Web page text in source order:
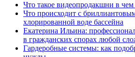
Что такое видеопродакшни в чем
Что происходит с
хлорированной воде бассейна
Екатерина Ильина:
в гражданских спорах любой
Гардеробные системы: как